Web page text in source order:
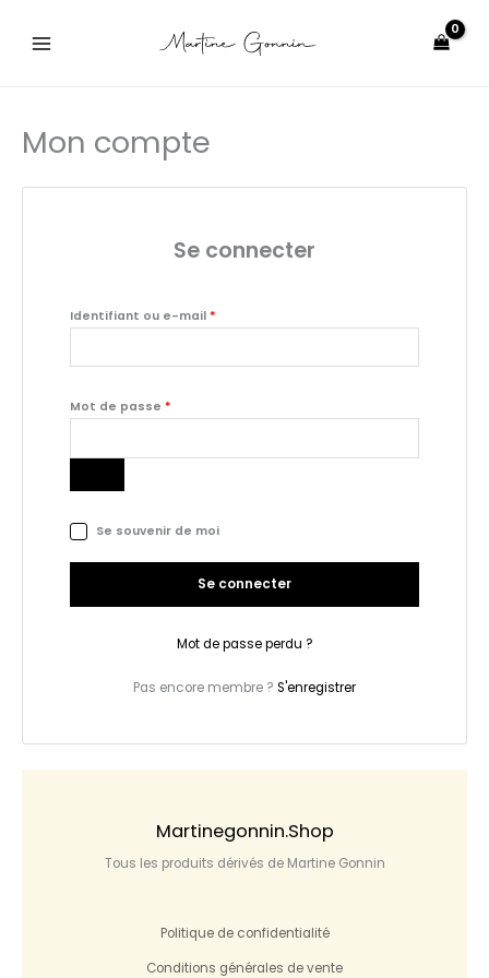
Mon compte
Se connecter
Identifiant ou e-mail *
Mot de passe *
Se souvenir de moi
Se connecter
Mot de passe perdu ?
Pas encore membre ? S'enregistrer
Martinegonnin.shop
Tous les produits dérivés de Martine Gonnin
Politique de confidentialité
Conditions générales de vente